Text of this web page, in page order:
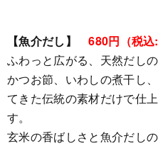
【魚介だし】680円（税込
ふわっと広がる、天然だしの
かつお節、いわしの煮干し
てきた伝統の素材だけで仕
す。
玄米の香ばしさと魚介だし